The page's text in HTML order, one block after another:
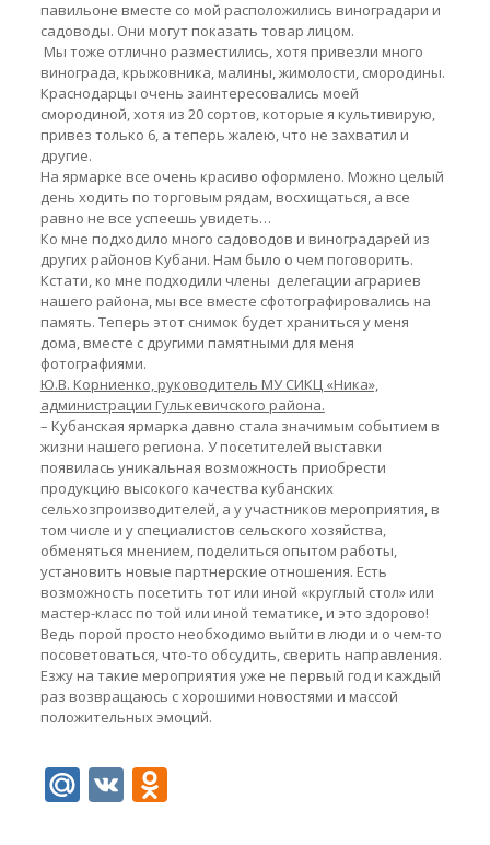
павильоне вместе со мой расположились виноградари и
садоводы. Они могут показать товар лицом.
Мы тоже отлично разместились, хотя привезли много
винограда, крыжовника, малины, жимолости, смородины.
Краснодарцы очень заинтересовались моей
смородиной, хотя из 20 сортов, которые я культивирую,
привез только 6, а теперь жалею, что не захватил и
другие.
На ярмарке все очень красиво оформлено. Можно целый
день ходить по торговым рядам, восхищаться, а все
равно не все успеешь увидеть…
Ко мне подходило много садоводов и виноградарей из
других районов Кубани. Нам было о чем поговорить.
Кстати, ко мне подходили члены делегации аграриев
нашего района, мы все вместе сфотографировались на
память. Теперь этот снимок будет храниться у меня
дома, вместе с другими памятными для меня
фотографиями.
Ю.В. Корниенко, руководитель МУ СИКЦ «Ника»,
администрации Гулькевичского района.
– Кубанская ярмарка давно стала значимым событием в
жизни нашего региона. У посетителей выставки
появилась уникальная возможность приобрести
продукцию высокого качества кубанских
сельхозпроизводителей, а у участников мероприятия, в
том числе и у специалистов сельского хозяйства,
обменяться мнением, поделиться опытом работы,
установить новые партнерские отношения. Есть
возможность посетить тот или иной «круглый стол» или
мастер-класс по той или иной тематике, и это здорово!
Ведь порой просто необходимо выйти в люди и о чем-то
посоветоваться, что-то обсудить, сверить направления.
Езжу на такие мероприятия уже не первый год и каждый
раз возвращаюсь с хорошими новостями и массой
положительных эмоций.
Mail.Ru
VKOdnoklassniki